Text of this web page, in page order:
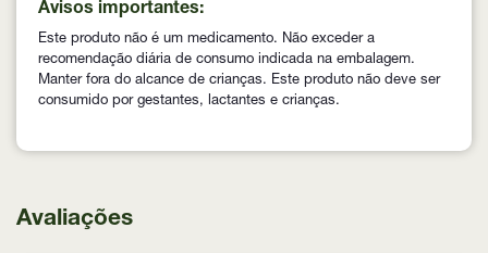
Avisos importantes:
Este produto não é um medicamento. Não exceder a
recomendação diária de consumo indicada na embalagem.
Manter fora do alcance de crianças. Este produto não deve ser
consumido por gestantes, lactantes e crianças.
Avaliações